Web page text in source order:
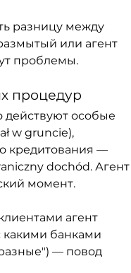
разницу между
или агент
проблемы.
процедур
особые
w gruncie),
кредитования —
dochód. Агент
момент.
агент
какими банками
— повод